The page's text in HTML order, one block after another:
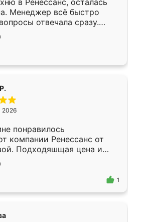
в Ренессанс, осталась
Менеджер всё быстро
отвечала сразу.
в субботу, подошёл к
Собрали
работали аккуратно, даже
2026
понравилось
компании Ренессанс от
Подходяшщая цена и
изготовления. Приехавший
Владислав
эскизу самый
1